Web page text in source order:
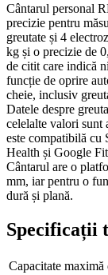
Cântarul personal
precizie pentru
greutate și 4
kg și o precizie de
de citit care indică
funcție de oprire
cheie, inclusiv
Datele despre
celelalte valori sunt
este compatibilă cu
Health și Google
Cântarul are o
mm, iar pentru o
dură și plană.
Specificații
Capacitate maximă